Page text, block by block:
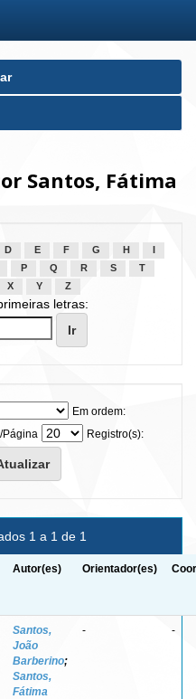
Santos, Fátima
D E F G H
P Q R S
T
X Y Z
letras:
Em ordem:
Página
Registro(s):
1 a 1 de 1
Autor(es) Orientador(es)
Santos,
João
Barberino;
Santos,
Fátima
- -